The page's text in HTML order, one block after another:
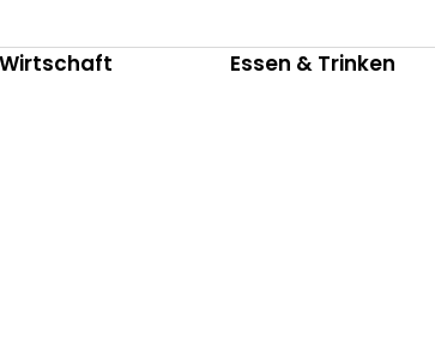
Wirtschaft Essen & Trinken